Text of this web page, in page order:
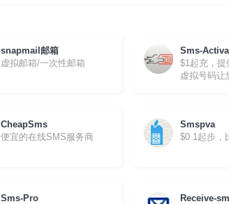
snapmail邮箱
虚拟邮箱/一次性邮箱
Sms-
$1起充，提
虚拟号码让
CheapSms
便宜的在线SMS服务商
Smspva
$0.1起步，
Sms-Pro
Receive-